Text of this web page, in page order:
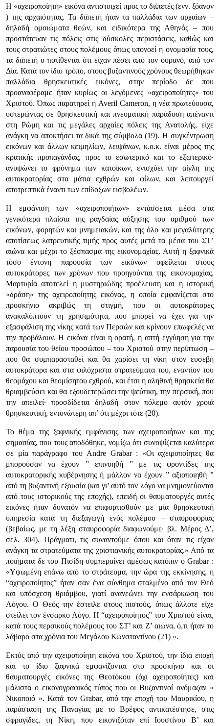
Η «αχειροποίητη» εικόνα αντιστοιχεί προς το διϊπετές (ενν. ξόανον
) της αρχαιότητας. Τα διϊπετή ήταν τα παλλάδια των αρχαίων –
δηλαδή ομοιώματα θεών, και ειδικότερα της Αθηνάς – που
προστάτευαν τις πόλεις στις δύσκολες περιστάσεις, καθώς και
τους στρατιώτες στους πολέμους όπως υπονοεί η ονομασία τους,
τα διϊπετή υ ποτίθενται ότι είχαν πέσει από τον ουρανό, από τον
Δία. Κατά τον ίδιο τρόπο, στους βυζαντινούς χρόνους θεωρήθηκαν
παλλάδια θρησκευτικές εικόνες, στην περίοδο δε που
προαναφέραμε ήταν κυρίως οι λεγόμενες «αχειροποίητες» του
Χριστού. Όπως παρατηρεί η Averil Cameron, η νέα πρωτεύουσα,
υστερώντας σε θρησκευτική και πνευματική παράδοση απέναντι
στη Ρώμη και τις μεγάλες αρχαίες πόλεις της Ανατολής, είχε
ανάγκη να αποκτήσει τα δικά της σύμβολα (19). Η συγκέντρωση
εικόνων και άλλων κειμηλίων, λειψάνων, κ.ο.κ. είναι μέρος της
κρατικής προπαγάνδας, προς το εσωτερικό και το εξωτερικό·
ανυψώνει το φρόνημα των κατοίκων, ενισχύει την αίγλη της
αυτοκρατορίας στα μάτια εχθρών και φίλων, και λειτουργεί
αποτρεπτικά έναντι των επίδοξων εισβολέων.
Η εμφάνιση των «αχειροποιήτων» εντάσσεται μέσα στα
γενικότερα πλαίσια της ραγδαίας αύξησης του αριθμού των
εικόνων, φορητών και μνημειακών, και της όλο και μεγαλύτερης
αποτίσεως λατρευτικής τιμής προς αυτές μετά τα μέσα του ΣΤ’
αιώνα και μέχρι το ξέσπασμα της εικονομαχίας. Αυτή η ξαφνικά
τόσο έντονη παρουσία των εικόνων οφείλεται στους
αυτοκράτορες των χρόνων που προηγούνται της εικονομαχίας.
Μαρτυρία αποτελεί η μυστηριώδης προέλευση και η ιστορική
«δράση» της αχειροποίητης εικόνας, η οποία εμφανίζεται στο
προσκήνιο ακριβώς τη στιγμή, που οι αυτοκράτορες
ανακαλύπτουν τη χρησιμότητα, που μπορεί να έχει για την
εξασφάλιση της νίκης κατά των Περσών και κρίνουν επωφελές να
την προβάλουν. Η εικόνα είναι η ορατή, η απτή εγγύηση για την
παρουσία του θείου προσώπου – του Χριστού στην περίπτωση –
που θα συμπαρασταθεί και θα χαρίσει τη νίκη στον ευσεβή
αυτοκράτορα και στα φιλόχριστα στρατεύματα του, εναντίον του
θεομάχου και θεομίσητου εχθρού, και έτσι η αληθινή θρησκεία θα
θριαμβεύσει και θα εξουδετερώσει την ψεύτικη, την περσική, που
την απειλεί· προσδίδεται δηλαδή στον πόλεμο αυτόν χροιά
θρησκευτική, εντονώτερη απ’ ότι μέχρι τότε (20).
Το θέμα της ξαφνικής εμφάνισης των αχειροποιήτων και της
σημασίας, που τους αποδόθηκε, νομίζω ότι συνοψίζεται καλύτερα
σε μία παράγραφο του Andre Grabar : «Οι αχειροποίητες θα
μπορούσαν να έχουν ” επινοηθή ” με τις φροντίδες της
αυτοκρατορικής κυβέρνησης ή μάλλον να έχουν ” αξιοποιηθή ”
από τη βυζαντινή εξουσία (και γι’ αυτό τον λόγο να μνημονεύονται
από τους ιστορικούς της εποχής), επειδή οι θαυματουργές αυτές
εικόνες ήταν δυνατόν να επιφορτισθούν με μία θρησκευτική
υπηρεσία κατά τη διεξαγωγή ενός πολέμου – σταυροφορίας
(βεβαίως, με τη λέξη σταυροφορία διαφωνούμε· βλ. Μέρος Δ’,
σελ. 304). Πράγματι, τις συναντούμε όπου και όταν τις είχαν
ανάγκη τα στρατεύματα της χριστιανικής αυτοκρατορίας.» Από τα
ποιήματα δε του Πισίδη συμπεραίνει αμέσως κατόπιν ο Grabar :
«Υψωμένη επάνω από το στράτευμα, την ώρα της εκκίνησης, η
“αχειροποίητος” ήταν σαν ένα σύνθημα σταλμένο από τον Θεό
και υπόσχεση θριάμβου, γιατί ανανεώνει την ενσάρκωση του
Λόγου. Ο Θεός την έστειλε στους πιστούς, όπως άλλοτε είχε
στείλει τον ένσαρκο Λόγο. Η “αχειροποίητος” του Χριστού είναι,
κατά τους περσικούς πολέμους του ΣΤ’ και Ζ’ αιώνα, ό,τι ήταν το
λάβαρο στα χρόνια του Μεγάλου Κωνσταντίνου (21) ».
Εκτός από την αχειροποίητη εικόνα του Χριστού, την ίδια εποχή
και το ίδιο ξαφνικά εμφανίζονται στο προσκήνιο και οι
θαυματουργές εικόνες της Θεοτόκου (όχι αχειροποίητες) και
μάλιστα ο εικονογραφικός τύπος που οι Βυζαντινοί ονόμαζαν «
Νικοποιό ». Κατά τον Grabar, από την εποχή του Μαυρικίου, η
παράσταση της Παναγίας με το Βρέφος αντικατέστησε, στις
σφραγίδες, τη Νίκη, που εικονιζόταν επί Ιουστίνου Β’ και